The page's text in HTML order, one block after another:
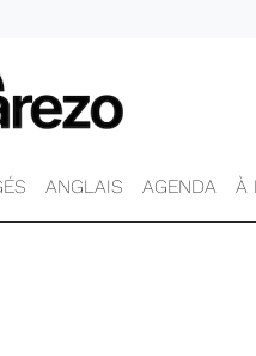
ANGLAIS AGENDA À